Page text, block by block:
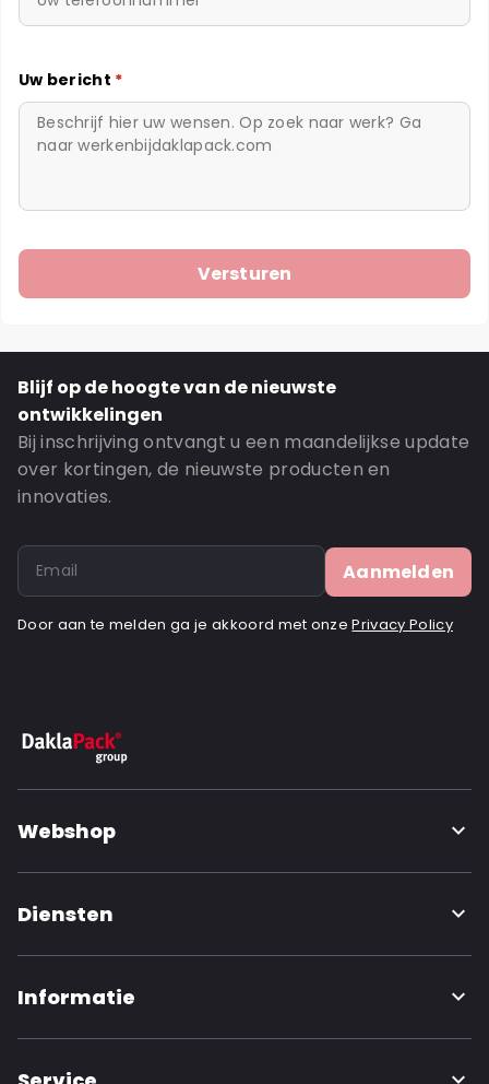
Uw bericht *
Blijf op de hoogte van de nieuwste
ontwikkelingen
Bij inschrijving ontvangt u een maandelijkse update
over kortingen, de nieuwste producten en
innovaties.
Aanmelden
Door aan te melden ga je akkoord met onzePrivacy Policy
Webshop
Diensten
Informatie